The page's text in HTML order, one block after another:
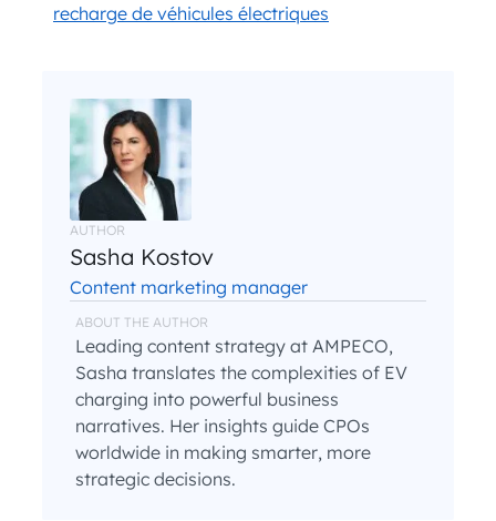
recharge de véhicules électriques
AUTHOR
Sasha Kostov
Content marketing manager
ABOUT THE AUTHOR
Leading content strategy at AMPECO,
Sasha translates the complexities of EV
charging into powerful business
narratives. Her insights guide CPOs
worldwide in making smarter, more
strategic decisions.